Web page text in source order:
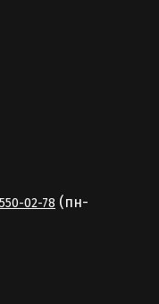
02-78 (пн-